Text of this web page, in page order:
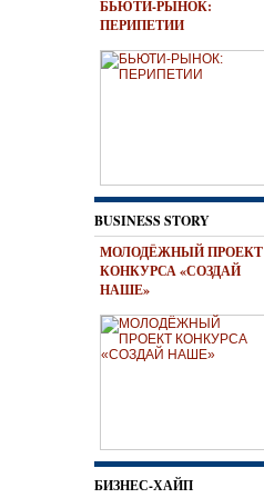
БЬЮТИ-РЫНОК:
ПЕРИПЕТИИ
BUSINESS STORY
МОЛОДЁЖНЫЙ ПРОЕКТ
КОНКУРСА «СОЗДАЙ
НАШЕ»
БИЗНЕС-ХАЙП